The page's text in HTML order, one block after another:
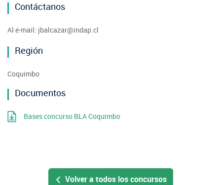
Contáctanos
Al e-mail: jbalcazar@indap.cl
Región
Coquimbo
Documentos
Bases concurso BLA Coquimbo
Volver a todos los concursos